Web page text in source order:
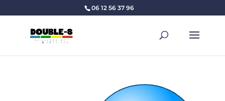
06 12 56 37 96